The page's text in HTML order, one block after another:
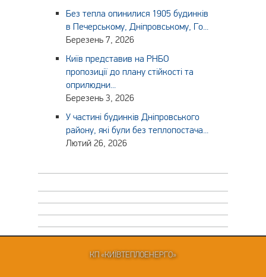
Без тепла опинилися 1905 будинків
в Печерському, Дніпровському, Го...
Березень 7, 2026
Київ представив на РНБО
пропозиції до плану стійкості та
оприлюдни...
Березень 3, 2026
У частині будинків Дніпровського
району, які були без теплопостача...
Лютий 26, 2026
КП «КИЇВТЕПЛОЕНЕРГО»